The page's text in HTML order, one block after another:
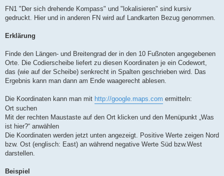
r
B
t
g
FN1 "Der sich drehende Kompass" und "lokalisieren" sind kursiv
gedruckt. Hier und in anderen FN wird auf Landkarten Bezug genommen.
Erklärung
Finde den Längen- und Breitengrad der in den 10 Fußnoten angegebenen
Orte. Die Codierscheibe liefert zu diesen Koordinaten je ein Codewort,
das (wie auf der Scheibe) senkrecht in Spalten geschrieben wird. Das
Ergebnis kann man dann am Ende waagerecht ablesen.
Die Koordinaten kann man mit http://google.maps.com ermitteln:
Ort suchen
Mit der rechten Maustaste auf den Ort klicken und den Menüpunkt „Was
ist hier?“ anwählen
Die Koordinaten werden jetzt unten angezeigt. Positive Werte zeigen Nord
bzw. Ost (englisch: East) an während negative Werte Süd bzw.West
darstellen.
Beispiel